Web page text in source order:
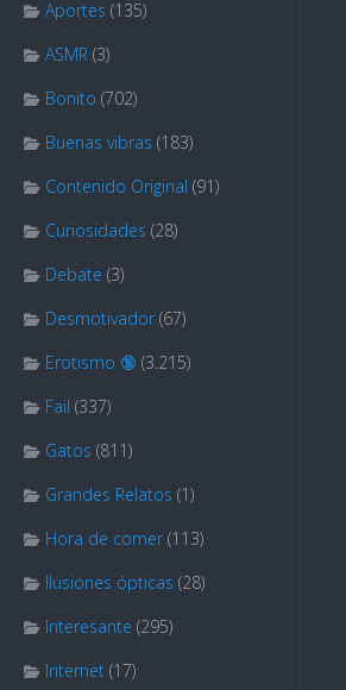
Aportes (135)
ASMR (3)
Bonito (702)
Buenas vibras (183)
Contenido Original (91)
Curiosidades (28)
Debate (3)
Desmotivador (67)
Erotismo 🔞 (3.215)
Fail (337)
Gatos (811)
Grandes Relatos (1)
Hora de comer (113)
Ilusiones ópticas (28)
Interesante (295)
Internet (17)